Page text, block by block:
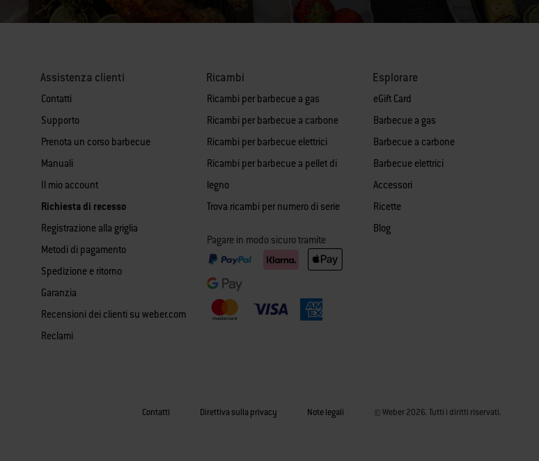
Assistenza clienti
Contatti
Supporto
Prenota un corso barbecue
Manuali
Il mio account
Richiesta di recesso
Registrazione alla griglia
Metodi di pagamento
Spedizione e ritorno
Garanzia
Recensioni dei clienti su weber.com
Reclami
Ricambi
Ricambi per barbecue a gas
Ricambi per barbecue a carbone
Ricambi per barbecue elettrici
Ricambi per barbecue a pellet di
legno
Trova ricambi per numero di serie
Pagare in modo sicuro tramite
Esplorare
eGift Card
Barbecue a gas
Barbecue a carbone
Barbecue elettrici
Accessori
Ricette
Blog
Contatti Direttiva sulla privacy Note legali © Weber 2026. Tutti i diritti riservati.